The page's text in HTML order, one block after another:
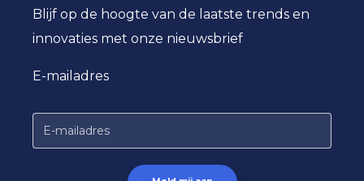
Blijf op de hoogte van de laatste trends en
innovaties met onze nieuwsbrief
E-mailadres